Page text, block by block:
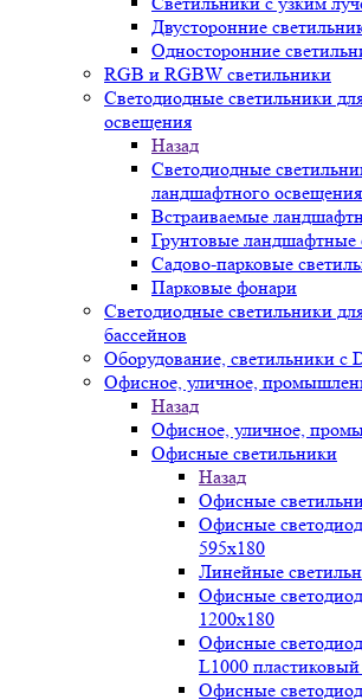
Двусторонние
Односторонние
RGB и RGBW светильники
Светодиодные светильники
освещения
Назад
Светодиодные
ландшафтного освещения
Встраиваемые
Грунтовые ландшафтные
Садово-парковые
Парковые фонари
Светодиодные светильники
бассейнов
Оборудование, светильники с
Офисное, уличное,
Назад
Офисное, уличное,
Офисные светильники
Назад
Офисные
Офисные
595х180
Линейные
Офисные
1200x180
Офисные
L1000
Офисные